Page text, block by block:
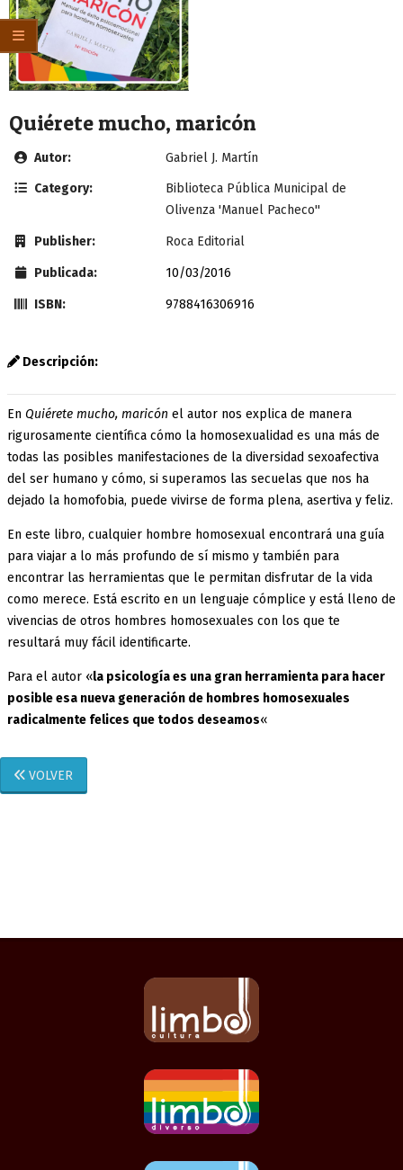
Quiérete mucho, maricón
Autor:
Gabriel J. Martín
Category:
Biblioteca Pública Municipal de
Olivenza 'Manuel Pacheco''
Publisher: Roca Editorial
Publicada: 10/03/2016
ISBN: 9788416306916
Descripción:
En Quiérete mucho, maricón el autor nos explica de manera
rigurosamente científica cómo la homosexualidad es una más de
todas las posibles manifestaciones de la diversidad sexoafectiva
del ser humano y cómo, si superamos las secuelas que nos ha
dejado la homofobia, puede vivirse de forma plena, asertiva y feliz.
En este libro, cualquier hombre homosexual encontrará una guía
para viajar a lo más profundo de sí mismo y también para
encontrar las herramientas que le permitan disfrutar de la vida
como merece. Está escrito en un lenguaje cómplice y está lleno de
vivencias de otros hombres homosexuales con los que te
resultará muy fácil identificarte.
Para el autor «la psicología es una gran herramienta para hacer
posible esa nueva generación de hombres homosexuales
radicalmente felices que todos deseamos«
VOLVER